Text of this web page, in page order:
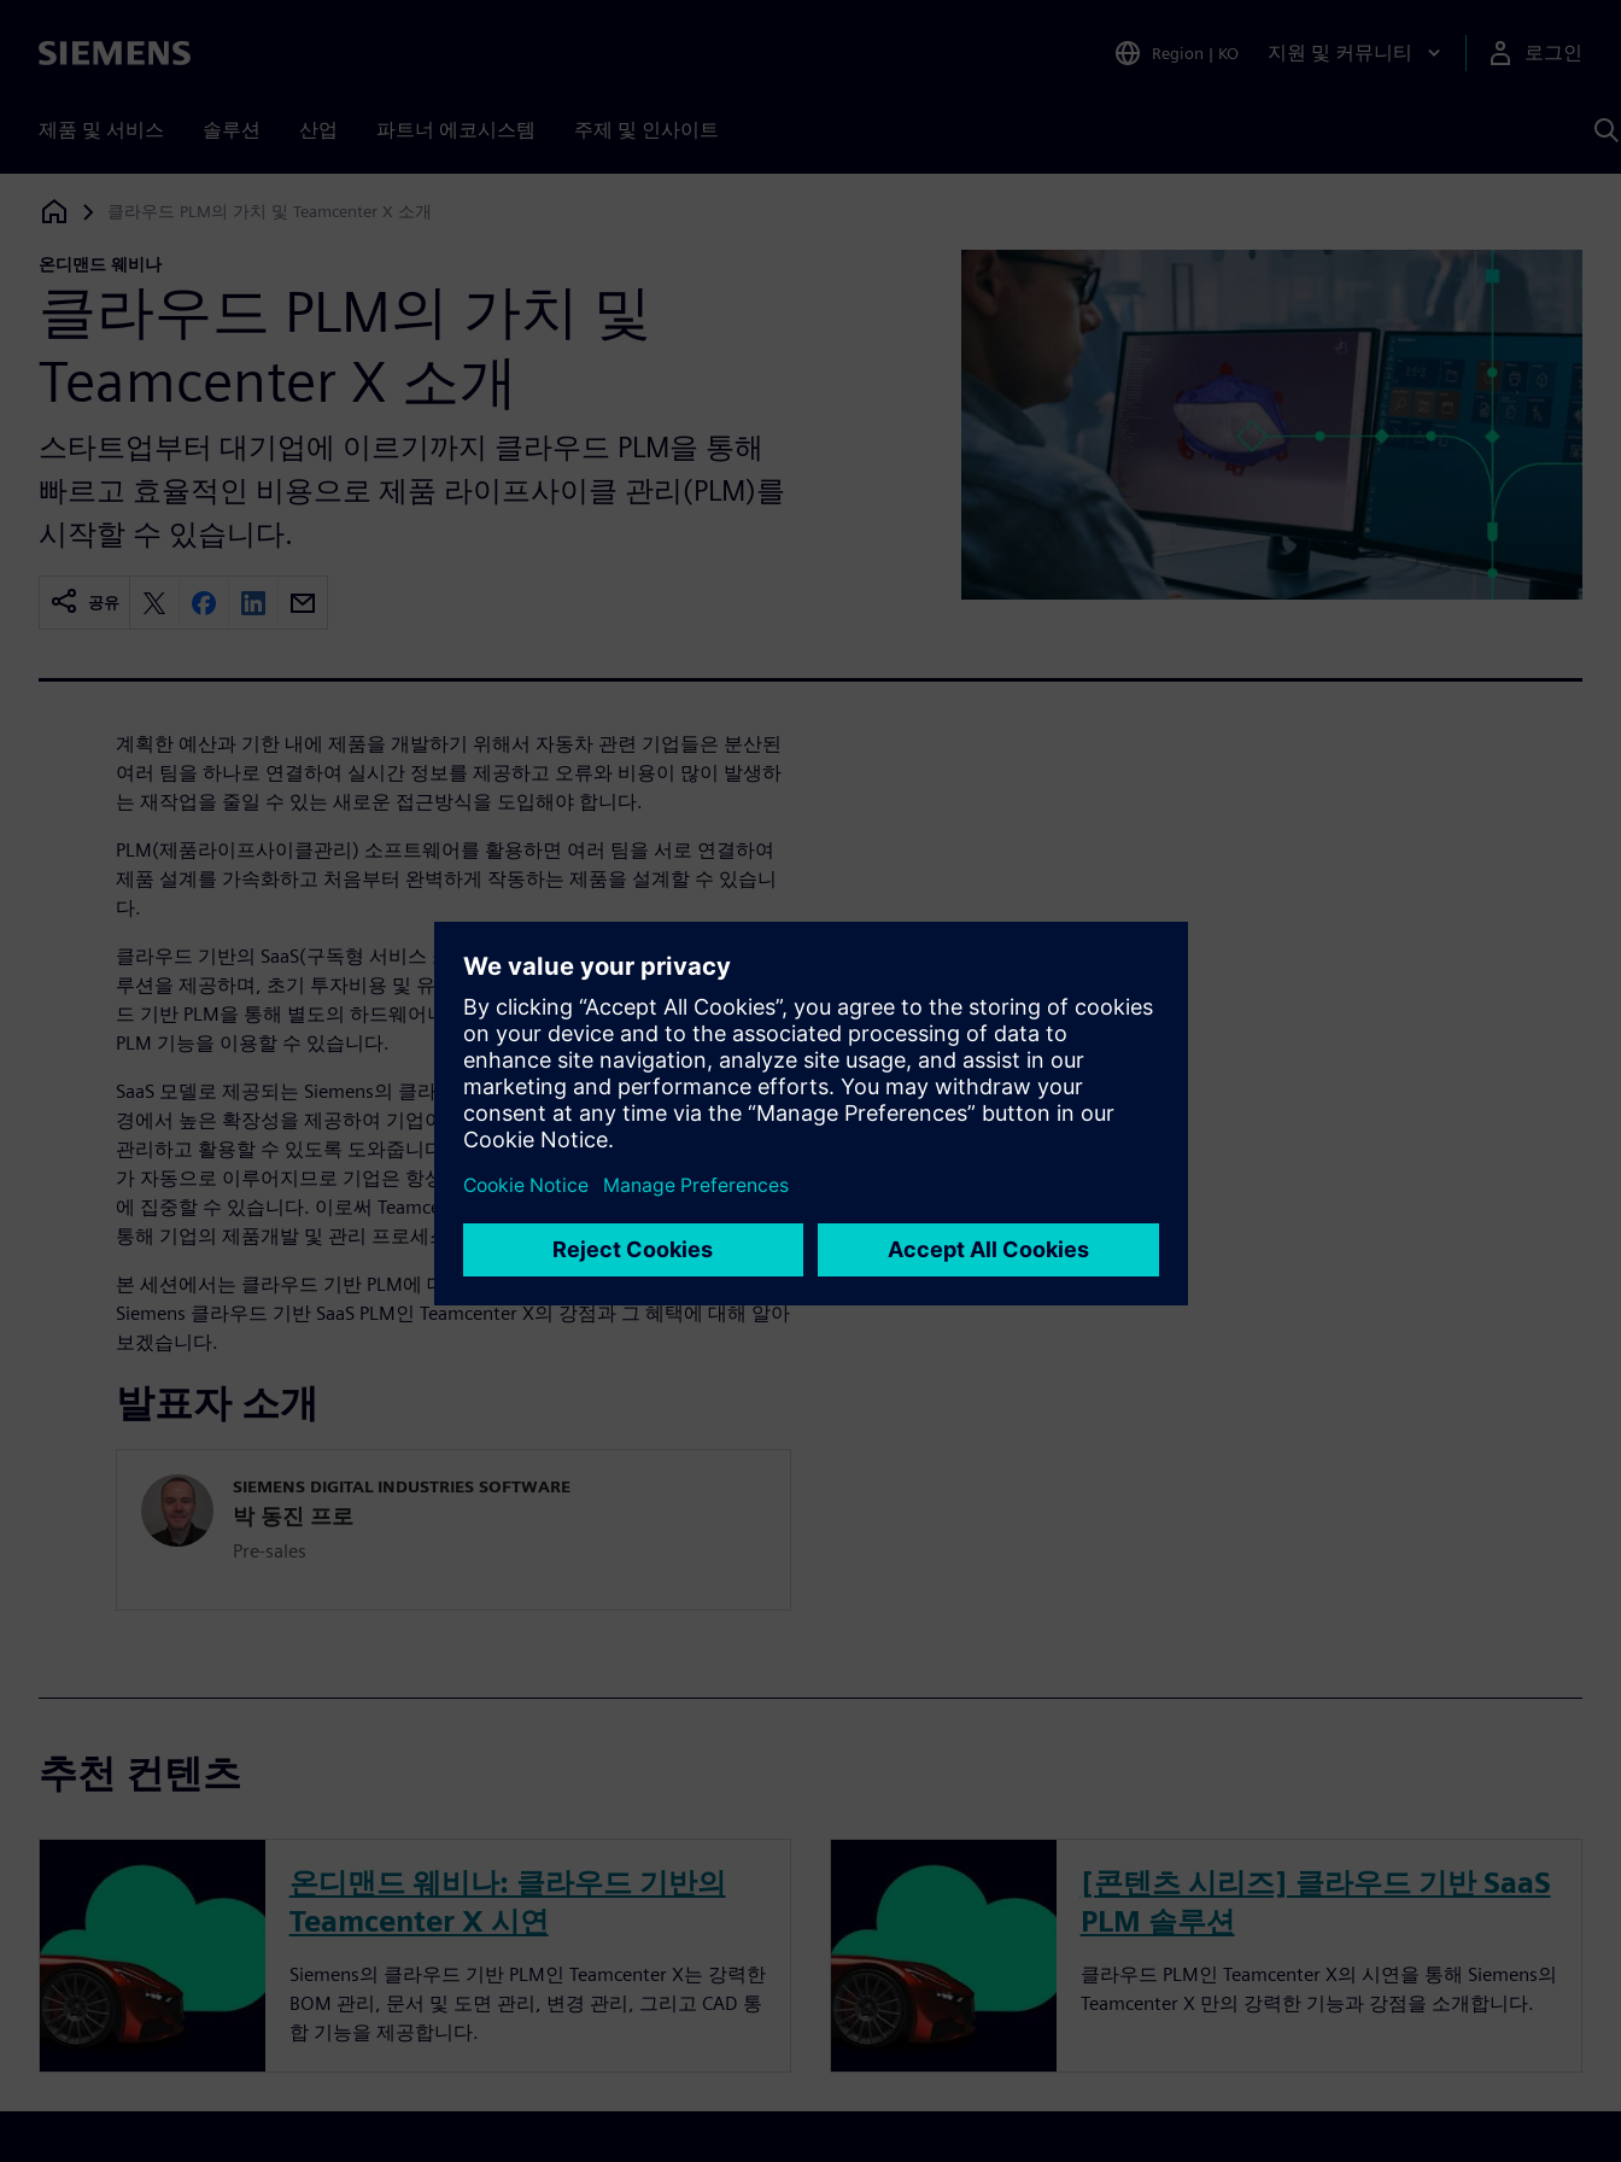
Siemens Region | KO 지원 및 커뮤니티 로그인
제품 및 서비스 솔루션 산업 파트너 에코시스템 주제 및 인사이트
Siemens Digital Industries Software
클라우드 PLM의 가치 및 Teamcenter X 소개
온디맨드 웨비나
클라우드 PLM의 가치 및
Teamcenter X 소개
스타트업부터 대기업에 이르기까지 클라우드 PLM을 통해
빠르고 효율적인 비용으로 제품 라이프사이클 관리(PLM)를
시작할 수 있습니다.
공유
계획한 예산과 기한 내에 제품을 개발하기 위해서 자동차 관련 기업들은 분산된
여러 팀을 하나로 연결하여 실시간 정보를 제공하고 오류와 비용이 많이 발생하
는 재작업을 줄일 수 있는 새로운 접근방식을 도입해야 합니다.
PLM(제품라이프사이클관리) 소프트웨어를 활용하면 여러 팀을 서로 연결하여
제품 설계를 가속화하고 처음부터 완벽하게 작동하는 제품을 설계할 수 있습니
다.
클라우드 기반의 SaaS(구독형 서비스 소프트웨어) PLM은 비용 효율적인 PLM 솔
루션을 제공하며, 초기 투자비용 및 유지보수 부담을 줄여줍니다. 기업은 클라우
드 기반 PLM을 통해 별도의 하드웨어나 복잡한 소프트웨어 구축 없이도 손쉽게
PLM 기능을 이용할 수 있습니다.
SaaS 모델로 제공되는 Siemens의 클라우드 PLM인 Teamcenter X는 클라우드 환
경에서 높은 확장성을 제공하여 기업이 더 많은 사용자와 데이터를 효과적으로
관리하고 활용할 수 있도록 도와줍니다. 또한, 업데이트와 보안 패치 등의 관리
가 자동으로 이루어지므로 기업은 항상 최신기술과 보안표준을 유지하면서 업무
에 집중할 수 있습니다. 이로써 Teamcenter X는 클라우드 기반 SaaS PLM 효과를
통해 기업의 제품개발 및 관리 프로세스를 효율적으로 혁신하고 발전시킵니다.
본 세션에서는 클라우드 기반 PLM에 대한 가치를 살펴보고, 비용 효율적인
Siemens 클라우드 기반 SaaS PLM인 Teamcenter X의 강점과 그 혜택에 대해 알아
보겠습니다.
발표자 소개
SIEMENS DIGITAL INDUSTRIES SOFTWARE
박 동진 프로
Pre-sales
추천 컨텐츠
온디맨드 웨비나: 클라우드 기반의
Teamcenter X 시연
Siemens의 클라우드 기반 PLM인 Teamcenter X는 강력한
BOM 관리, 문서 및 도면 관리, 변경 관리, 그리고 CAD 통
합 기능을 제공합니다.
[콘텐츠 시리즈] 클라우드 기반 SaaS
PLM 솔루션
클라우드 PLM인 Teamcenter X의 시연을 통해 Siemens의
Teamcenter X 만의 강력한 기능과 강점을 소개합니다.